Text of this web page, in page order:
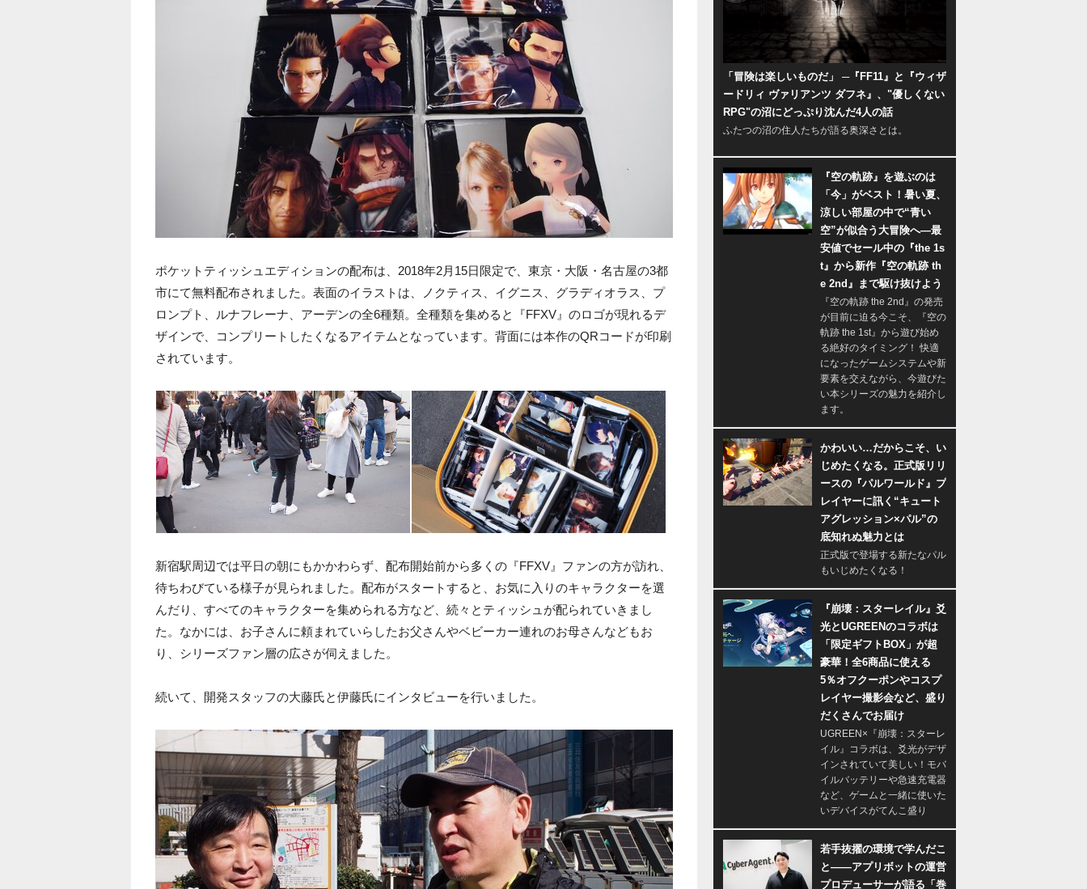
ポケットティッシュエディションの配布は、2018年2月15日限定で、東京・大阪・名古屋の3都
市にて無料配布されました。表面のイラストは、ノクティス、イグニス、グラディオラス、プ
ロンプト、ルナフレーナ、アーデンの全6種類。全種類を集めると『FFXV』のロゴが現れるデ
ザインで、コンプリートしたくなるアイテムとなっています。背面には本作のQRコードが印刷
されています。
新宿駅周辺では平日の朝にもかかわらず、配布開始前から多くの『FFXV』ファンの方が訪れ、
待ちわびている様子が見られました。配布がスタートすると、お気に入りのキャラクターを選
んだり、すべてのキャラクターを集められる方など、続々とティッシュが配られていきまし
た。なかには、お子さんに頼まれていらしたお父さんやベビーカー連れのお母さんなどもお
り、シリーズファン層の広さが伺えました。
続いて、開発スタッフの大藤氏と伊藤氏にインタビューを行いました。
「冒険は楽しいものだ」 ─『FF11』と『ウィザ
ードリィ ヴァリアンツ ダフネ』、"優しくない
RPG"の沼にどっぷり沈んだ4人の話
ふたつの沼の住人たちが語る奥深さとは。
『空の軌跡』を遊ぶのは
「今」がベスト！暑い夏、
涼しい部屋の中で“青い
空”が似合う大冒険へ―最
安値でセール中の『the 1s
t』から新作『空の軌跡 th
e 2nd』まで駆け抜けよう
『空の軌跡 the 2nd』の発売
が目前に迫る今こそ、『空の
軌跡 the 1st』から遊び始め
る絶好のタイミング！ 快適
になったゲームシステムや新
要素を交えながら、今遊びた
い本シリーズの魅力を紹介し
ます。
かわいい…だからこそ、い
じめたくなる。正式版リリ
ースの『パルワールド』プ
レイヤーに訊く“キュート
アグレッション×パル”の
底知れぬ魅力とは
正式版で登場する新たなパル
もいじめたくなる！
『崩壊：スターレイル』爻
光とUGREENのコラボは
「限定ギフトBOX」が超
豪華！全6商品に使える
5％オフクーポンやコスプ
レイヤー撮影会など、盛り
だくさんでお届け
UGREEN×『崩壊：スターレ
イル』コラボは、爻光がデザ
インされていて美しい！モバ
イルバッテリーや急速充電器
など、ゲームと一緒に使いた
いデバイスがてんこ盛り
若手抜擢の環境で学んだこ
と――アプリボットの運営
プロデューサーが語る「巻